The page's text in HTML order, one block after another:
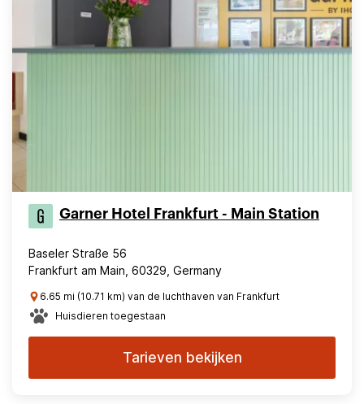
Garner Hotel Frankfurt - Main Station
Baseler Straße 56
Frankfurt am Main, 60329, Germany
6.65 mi (10.71 km) van de luchthaven van Frankfurt
Huisdieren toegestaan
Tarieven bekijken